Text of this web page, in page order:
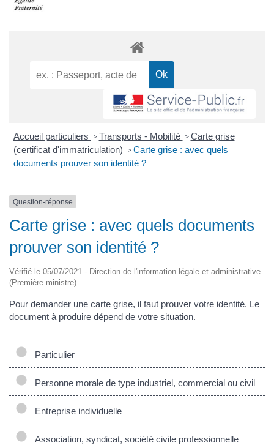
Accueil particuliers > Transports - Mobilité > Carte grise
(certificat d'immatriculation) > Carte grise : avec quels
documents prouver son identité ?
Question-réponse
Carte grise : avec quels documents
prouver son identité ?
Vérifié le 05/07/2021 - Direction de l'information légale et administrative
(Première ministre)
Pour demander une carte grise, il faut prouver votre identité. Le
document à produire dépend de votre situation.
Particulier
Personne morale de type industriel, commercial ou civil
Entreprise individuelle
Association, syndicat, société civile professionnelle